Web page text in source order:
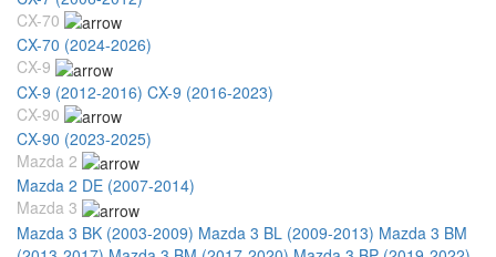
CX-70
CX-70 (2024-2026)
CX-9
CX-9 (2012-2016) CX-9 (2016-2023)
CX-90
CX-90 (2023-2025)
Mazda 2
Mazda 2 DE (2007-2014)
Mazda 3
Mazda 3 BK (2003-2009) Mazda 3 BL (2009-2013) Mazda 3 BM